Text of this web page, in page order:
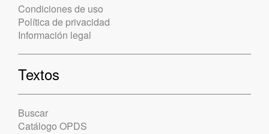
Condiciones de uso
Política de privacidad
Información legal
Textos
Buscar
Catálogo OPDS